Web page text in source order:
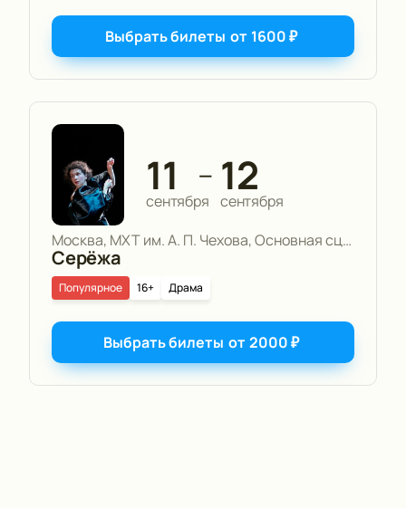
Выбрать билеты от 1600₽
11
сентября
— 12
сентября
Москва, МХТ им. А. П. Чехова, Основная сцена
Серёжа
16+ Драма
Популярное
Выбрать билеты от2000₽